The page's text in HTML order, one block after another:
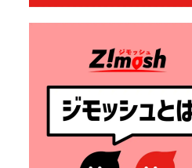
（令和８年４月１日施行）
格改定
2026年6月23日 公告一覧（市
内業者対象）を更新しまし